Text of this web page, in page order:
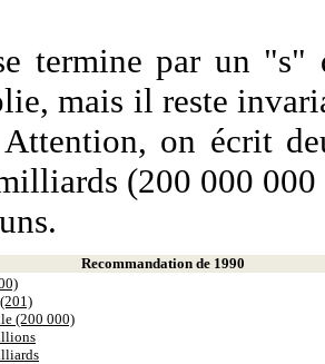
termine par un "s"
mais il reste
on écrit
(200 000
Recommandation de 1990
(200 000)